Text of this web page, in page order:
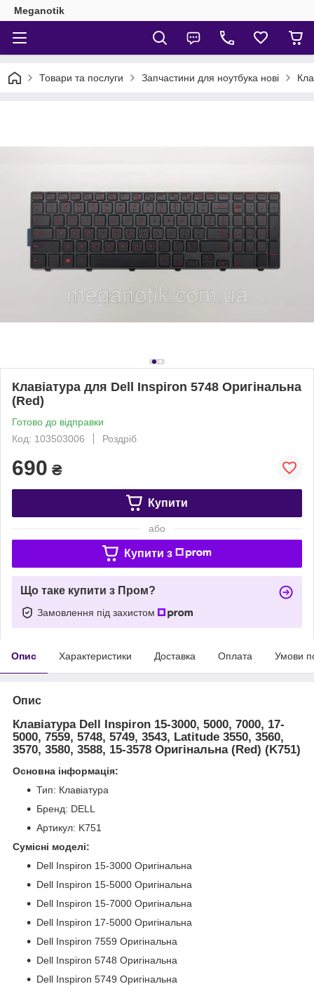
Meganotik
Товари та послуги Запчастини для ноутбука нові
Клавіатура для Dell Inspiron 5748 Оригінальна
(Red)
Готово до відправки
Код: 103503006
Роздріб
690 ₴
Купити
або
Купити з
Що таке купити з Пром?
Замовлення під захистом
Опис Характеристики Доставка Оплата Умови
Опис
Клавіатура Dell Inspiron 15-3000, 5000, 7000, 17-
5000, 7559, 5748, 5749, 3543, Latitude 3550, 3560,
3570, 3580, 3588, 15-3578 Оригінальна (Red) (K751)
Основна інформація:
Тип: Клавіатура
Бренд: DELL
Артикул: K751
Сумісні моделі:
Dell Inspiron 15-3000 Оригінальна
Dell Inspiron 15-5000 Оригінальна
Dell Inspiron 15-7000 Оригінальна
Dell Inspiron 17-5000 Оригінальна
Dell Inspiron 7559 Оригінальна
Dell Inspiron 5748 Оригінальна
Dell Inspiron 5749 Оригінальна